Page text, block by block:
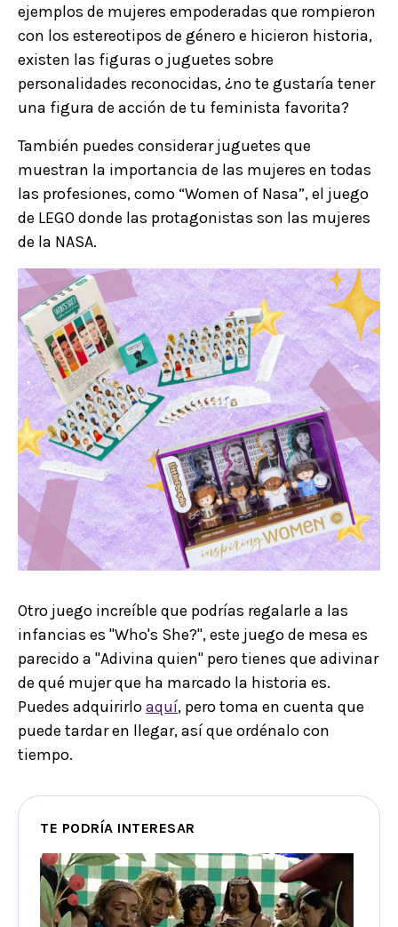
ejemplos de mujeres empoderadas que rompieron
con los estereotipos de género e hicieron historia,
existen las figuras o juguetes sobre
personalidades reconocidas, ¿no te gustaría tener
una figura de acción de tu feminista favorita?
También puedes considerar juguetes que
muestran la importancia de las mujeres en todas
las profesiones, como “Women of Nasa”, el juego
de LEGO donde las protagonistas son las mujeres
de la NASA.
Otro juego increíble que podrías regalarle a las
infancias es "Who's She?", este juego de mesa es
parecido a "Adivina quien" pero tienes que adivinar
de qué mujer que ha marcado la historia es.
Puedes adquirirloaquí, pero toma en cuenta que
puede tardar en llegar, así que ordénalo con
tiempo.
TE PODRÍA INTERESAR